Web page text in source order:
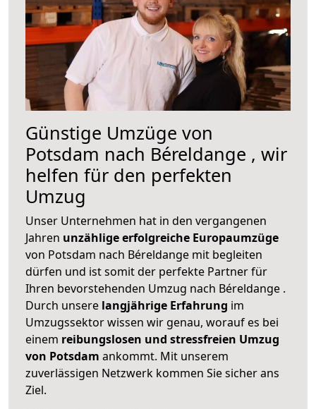
Günstige Umzüge von
Potsdam nach Béreldange , wir
helfen für den perfekten
Umzug
Unser Unternehmen hat in den vergangenen
Jahren unzählige erfolgreiche Europaumzüge
von Potsdam nach Béreldange mit begleiten
dürfen und ist somit der perfekte Partner für
Ihren bevorstehenden Umzug nach Béreldange .
Durch unsere langjährige Erfahrung im
Umzugssektor wissen wir genau, worauf es bei
einem reibungslosen und stressfreien Umzug
von Potsdam ankommt. Mit unserem
zuverlässigen Netzwerk kommen Sie sicher ans
Ziel.